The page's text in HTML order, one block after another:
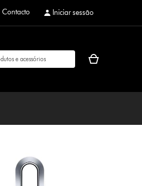
Contacto Iniciar sessão
O
de